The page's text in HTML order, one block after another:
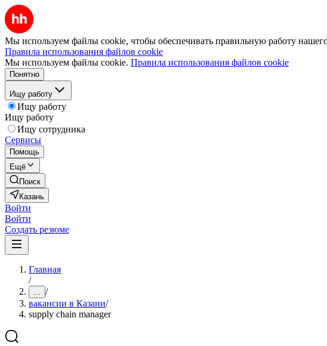
Мы используем файлы cookie, чтобы обеспечивать правильную работу нашего
Правила использования файлов cookie
Мы используем файлы cookie. Правила использования файлов cookie
Понятно
Ищу работу
Ищу работу
Ищу работу
Ищу сотрудника
Сервисы
Помощь
Ещё
Поиск
Казань
Войти
Войти
Создать резюме
Главная
/
... /
вакансии в Казани/
supply chain manager